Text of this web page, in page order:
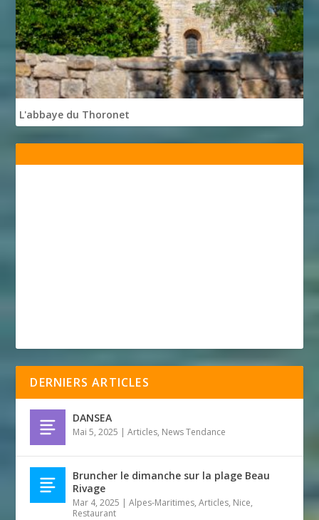
L'abbaye du Thoronet
DERNIERS ARTICLES
DANSEA
Mai 5, 2025 |Articles, News Tendance
Bruncher le dimanche sur la plage Beau
Rivage
Mar 4, 2025 |Alpes-Maritimes,Articles, Nice,
Restaurant